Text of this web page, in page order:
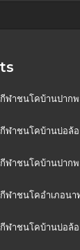
าชนโคบ้านปากพ
ฬาชนโคบ้านบ่อล้อ
ฬาชนโคบ้านปากพ
ฬาชนโคอำเภอนา
ฬาชนโคบ้านบ่อล้อ